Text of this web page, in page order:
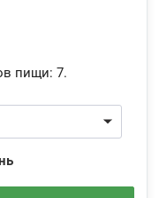
пищи: 7.